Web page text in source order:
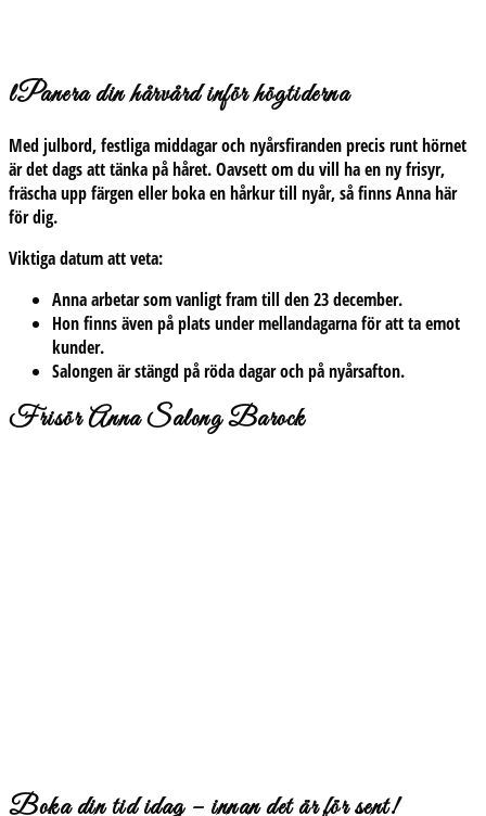
lPanera din hårvård inför högtiderna
Med julbord, festliga middagar och nyårsfiranden precis runt hörnet
är det dags att tänka på håret. Oavsett om du vill ha en ny frisyr,
fräscha upp färgen eller boka en hårkur till nyår, så finns Anna här
för dig.
Viktiga datum att veta:
Anna arbetar som vanligt fram till den23 december.
Hon finns även på plats undermellandagarnaför att ta emot
kunder.
Salongen är stängd på röda dagar och på nyårsafton.
Frisör Anna Salong Barock
Boka din tid idag – innan det är för sent!